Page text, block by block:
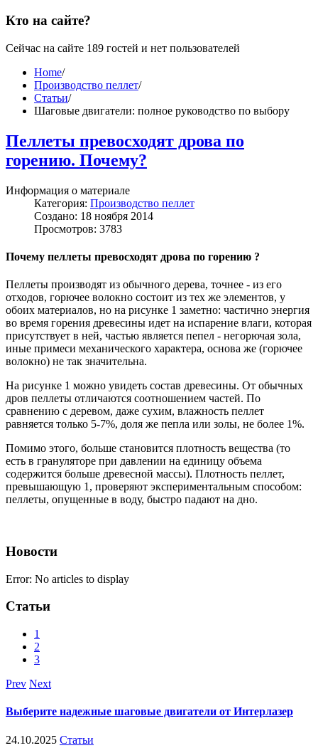
Кто на сайте?
Сейчас на сайте 189 гостей и нет пользователей
Home/
Производство пеллет/
Статьи/
Шаговые двигатели: полное руководство по выбору
Пеллеты превосходят дрова по
горению. Почему?
Информация о материале
Категория: Производство пеллет
Создано: 18 ноября 2014
Просмотров: 3783
Почему пеллеты превосходят дрова по горению ?
Пеллеты производят из обычного дерева, точнее - из его
отходов, горючее волокно состоит из тех же элементов, у
обоих материалов, но на рисунке 1 заметно: частично энергия
во время горения древесины идет на испарение влаги, которая
присутствует в ней, частью является пепел - негорючая зола,
иные примеси механического характера, основа же (горючее
волокно) не так значительна.
На рисунке 1 можно увидеть состав древесины. От обычных
дров пеллеты отличаются соотношением частей. По
сравнению с деревом, даже сухим, влажность пеллет
равняется только 5-7%, доля же пепла или золы, не более 1%.
Помимо этого, больше становится плотность вещества (то
есть в грануляторе при давлении на единицу объема
содержится больше древесной массы). Плотность пеллет,
превышающую 1, проверяют экспериментальным способом:
пеллеты, опущенные в воду, быстро падают на дно.
Новости
Error: No articles to display
Статьи
1
2
3
Prev Next
Выберите надежные шаговые двигатели от Интерлазер
24.10.2025 Статьи